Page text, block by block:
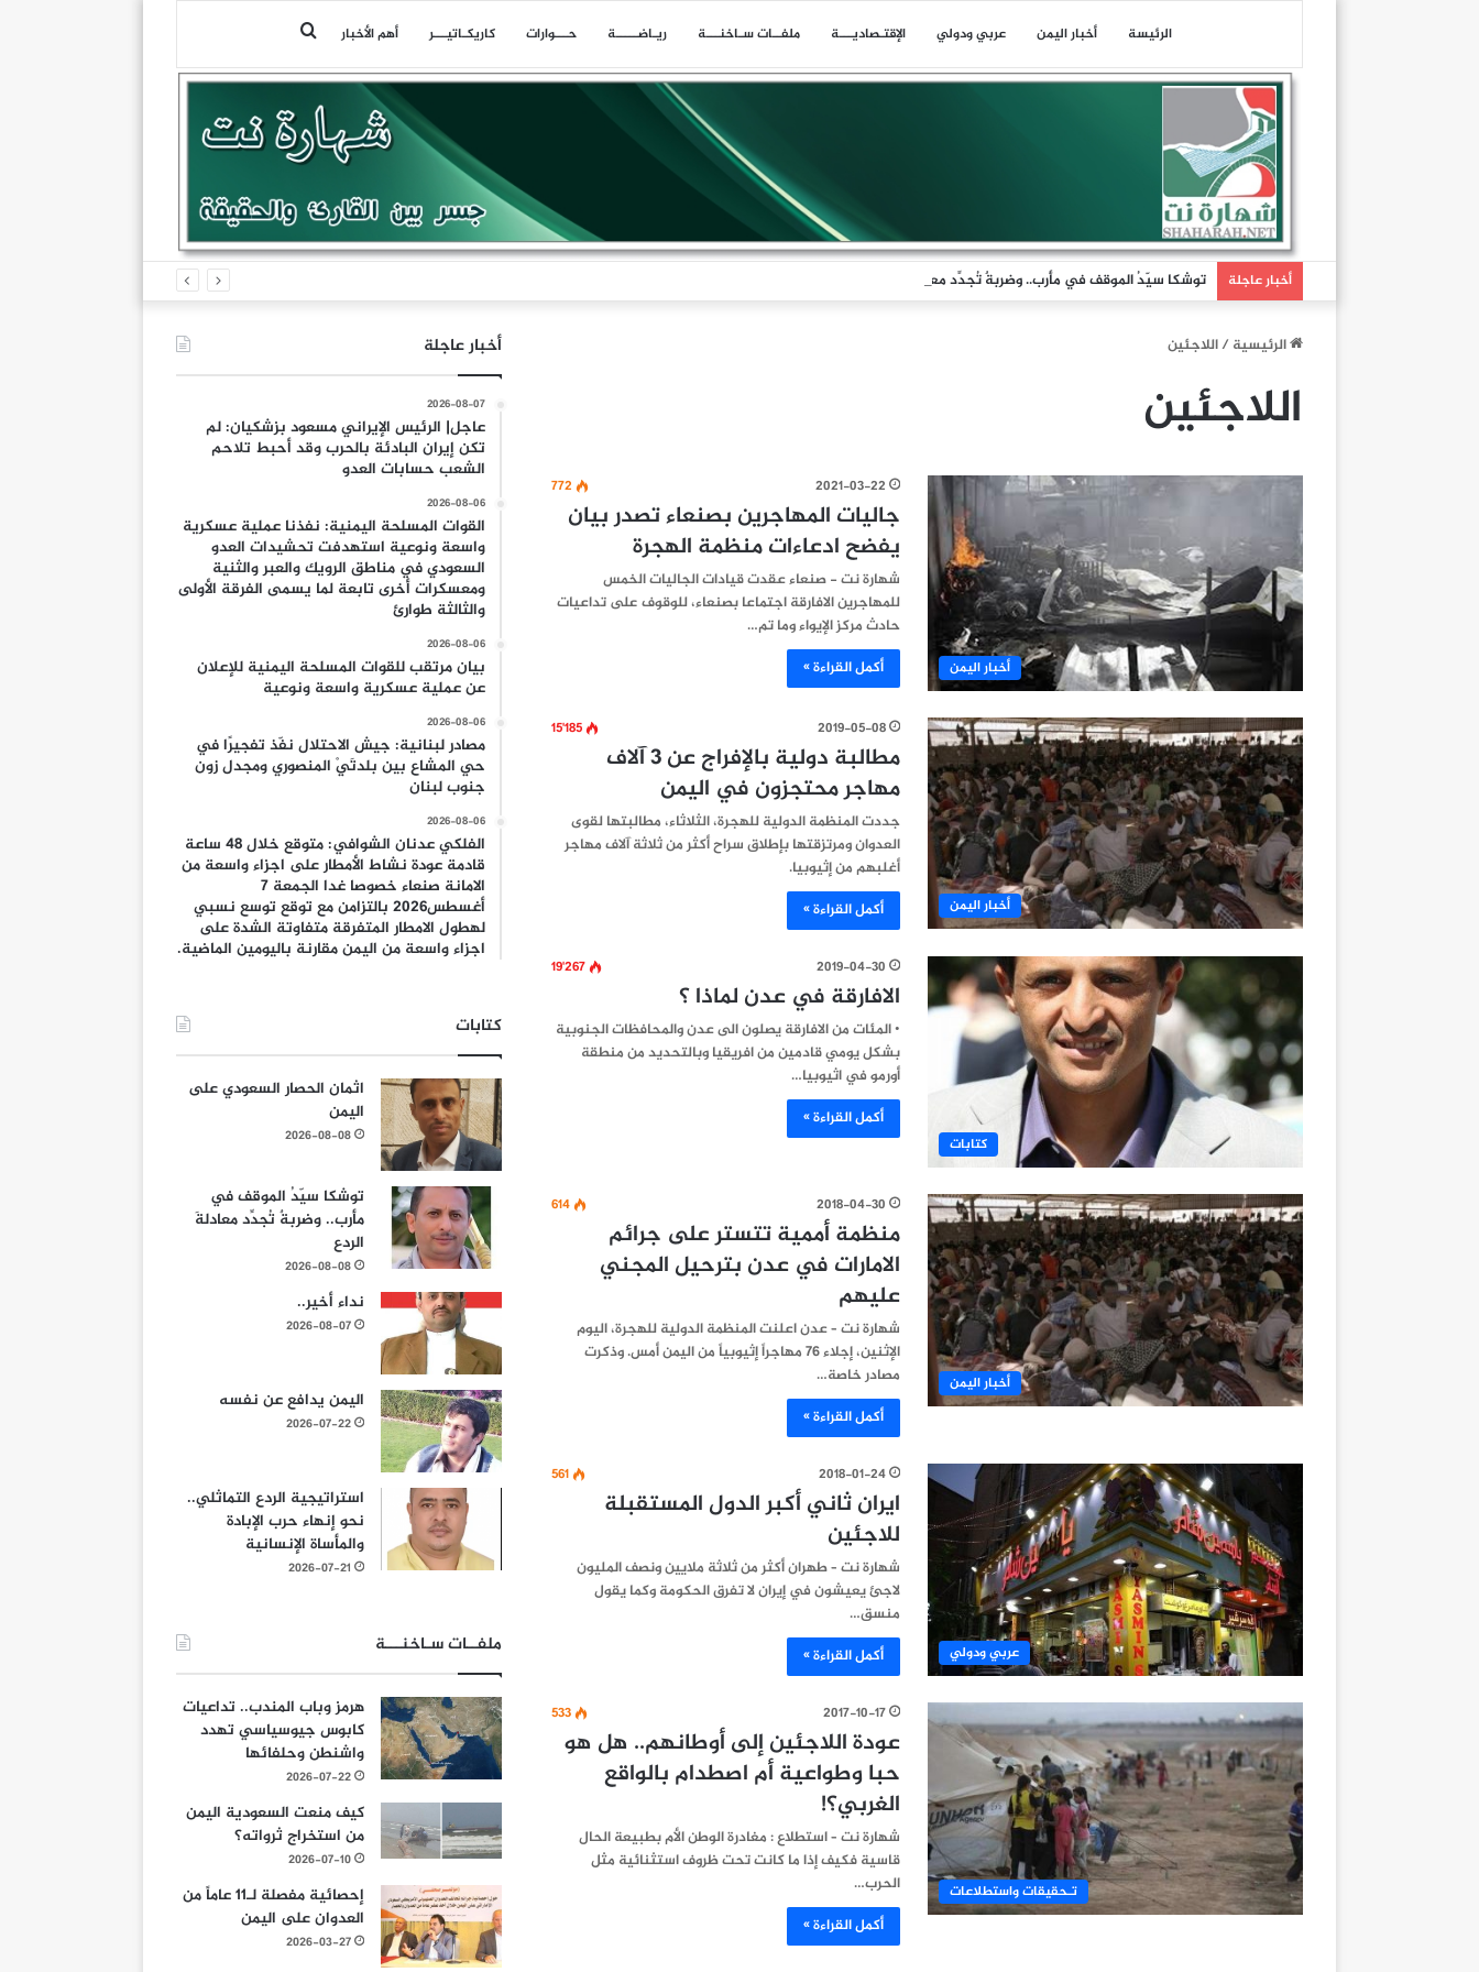
الرئيسة أخبار اليمن عربي ودولي اﻹقتـصاديـــة ملفــات سـاخنـــة ريـاضـــــة حـــوارات كاريكـاتيـــر أهم الأخبار بحث
أخبار عاجلة توشكا سيّدُ الموقف في مأرب.. وضربةٌ تُجدِّد معادلةَ الردع
الرئيسية/اللاجئين
اللاجئين
أخبار اليمن
2021-03-22
772
جاليات المهاجرين بصنعاء تصدر بيان
يفضح ادعاءات منظمة الهجرة
شهارة نت - صنعاء عقدت قيادات الجاليات الخمس
للمهاجرين الافارقة اجتماعا بصنعاء، للوقوف على تداعيات
حادث مركز الإيواء وما تم…
أكمل القراءة »
أخبار اليمن
2019-05-08 15٬185
مطالبة دولية بالإفراج عن 3 آلاف
مهاجر محتجزون في اليمن
جددت المنظمة الدولية للهجرة، الثلاثاء، مطالبتها لقوى
العدوان ومرتزقتها بإطلاق سراح أكثر من ثلاثة آلاف مهاجر
أغلبهم من إثيوبيا.
أكمل القراءة »
كتابات
2019-04-30 19٬267
الافارقة في عدن لماذا ؟
• المئات من الافارقة يصلون الى عدن والمحافظات الجنوبية
بشكل يومي قادمين من افريقيا وبالتحديد من منطقة
أورمو في اثيوبيا…
أكمل القراءة »
أخبار اليمن
2018-04-30
614
منظمة أممية تتستر على جرائم
الامارات في عدن بترحيل المجني
عليهم
شهارة نت – عدن اعلنت المنظمة الدولية للهجرة، اليوم
الإثنين، إجلاء 76 مهاجراً إثيوبياً من اليمن أمس. وذكرت
مصادر خاصة…
أكمل القراءة »
عربي ودولي
2018-01-24
561
ايران ثاني أكبر الدول المستقبلة
للاجئين
شهارة نت – طهران أكثر من ثلاثة ملايين ونصف المليون
لاجئ يعيشون في إيران لا تفرق الحكومة وكما يقول
منسق…
أكمل القراءة »
تـحقيقات واستطلاعات
2017-10-17
533
عودة اللاجئين إلى أوطانهم.. هل هو
حبا وطواعية أم اصطدام بالواقع
الغربي؟!
شهارة نت – استطلاع : مغادرة الوطن الأم بطبيعة الحال
قاسية فكيف إذا ما كانت تحت ظروف استثنائية مثل
الحرب…
أكمل القراءة »
أخبار عاجلة
2026-08-07
عاجل| الرئيس الإيراني مسعود بزشكيان: لم
تكن إيران البادئة بالحرب وقد أحبط تلاحم
الشعب حسابات العدو
2026-08-06
القوات المسلحة اليمنية: نفذنا عملية عسكرية
واسعة ونوعية استهدفت تحشيدات العدو
السعودي في مناطق الرويك والعبر والثنية
ومعسكرات أخرى تابعة لما يسمى الفرقة الأولى
والثالثة طوارئ
2026-08-06
بيان مرتقب للقوات المسلحة اليمنية للإعلان
عن عملية عسكرية واسعة ونوعية
2026-08-06
مصادر لبنانية: جيش الاحتلال نفّذ تفجيرًا في
حي المشاع بين بلدتَيْ المنصوري ومجدل زون
جنوب لبنان
2026-08-06
الفلكي عدنان الشوافي: متوقع خلال 48 ساعة
قادمة عودة نشاط الأمطار على اجزاء واسعة من
الامانة صنعاء خصوصا غدا الجمعة 7
أغسطس2026 بالتزامن مع توقع توسع نسبي
لهطول الامطار المتفرقة متفاوتة الشدة على
اجزاء واسعة من اليمن مقارنة باليومين الماضية.
كتابات
اثمان الحصار السعودي على
اليمن
2026-08-08
توشكا سيّدُ الموقف في
مأرب.. وضربةٌ تُجدِّد معادلةَ
الردع
2026-08-08
نداء أخير..
2026-08-07
اليمن يدافع عن نفسه
2026-07-22
استراتيجية الردع التماثلي..
نحو إنهاء حرب الإبادة
والمأساة الإنسانية
2026-07-21
ملفــات سـاخنـــة
هرمز وباب المندب.. تداعيات
كابوس جيوسياسي تهدد
واشنطن وحلفائها
2026-07-22
كيف منعت السعودية اليمن
من استخراج ثرواته؟
2026-07-10
إحصائية مفصلة لـ11 عاماً من
العدوان على اليمن
2026-03-27